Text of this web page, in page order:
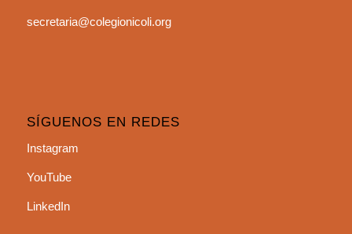
secretaria@colegionicoli.org
SÍGUENOS EN REDES
Instagram
YouTube
LinkedIn